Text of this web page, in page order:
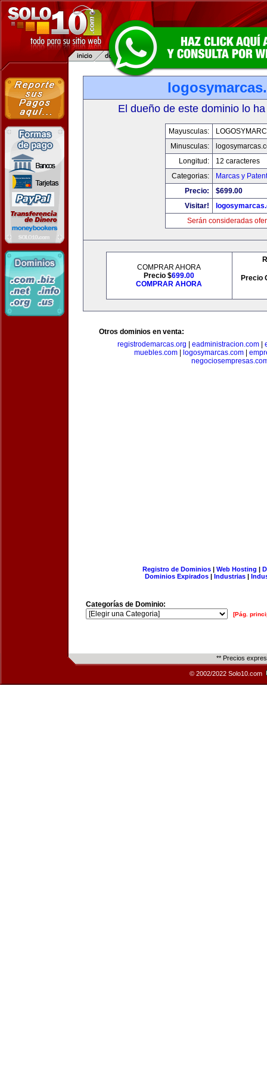
El dueño de este dominio lo
Mayusculas:
Minusculas:
Longitud:
12 caracteres
Categorias:
Marcas y
Precio:
$699.00
Visitar!
Serán consideradas
COMPRAR AHORA
Precio $699.00
COMPRAR AHORA
Precio
Otros dominios en venta:
registrodemarcas.org
eadministracion.com
muebles.com| logosymarcas.com|
Registro de Dominios| Web Hosting |
Dominios Expirados | Industrias |
Categorías de Dominio:
[Pág.
** Precios
© 2002/2022 Solo10.com